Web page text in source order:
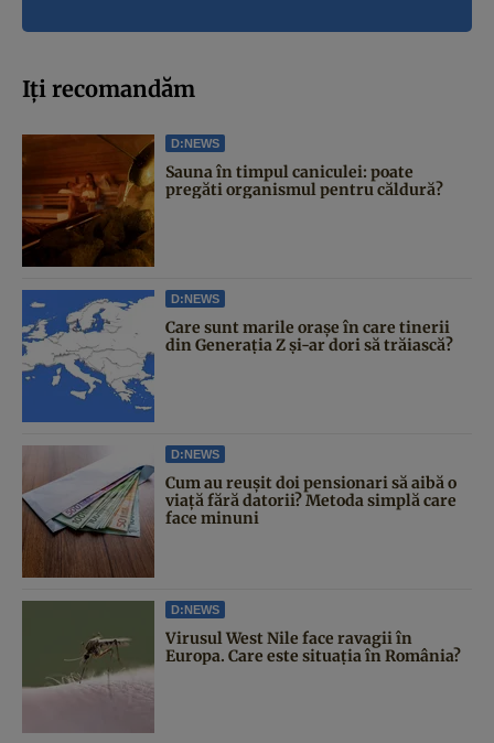
Iți recomandăm
D:NEWS
Sauna în timpul caniculei: poate
pregăti organismul pentru căldură?
D:NEWS
Care sunt marile orașe în care tinerii
din Generația Z și-ar dori să trăiască?
D:NEWS
Cum au reușit doi pensionari să aibă o
viață fără datorii? Metoda simplă care
face minuni
D:NEWS
Virusul West Nile face ravagii în
Europa. Care este situația în România?